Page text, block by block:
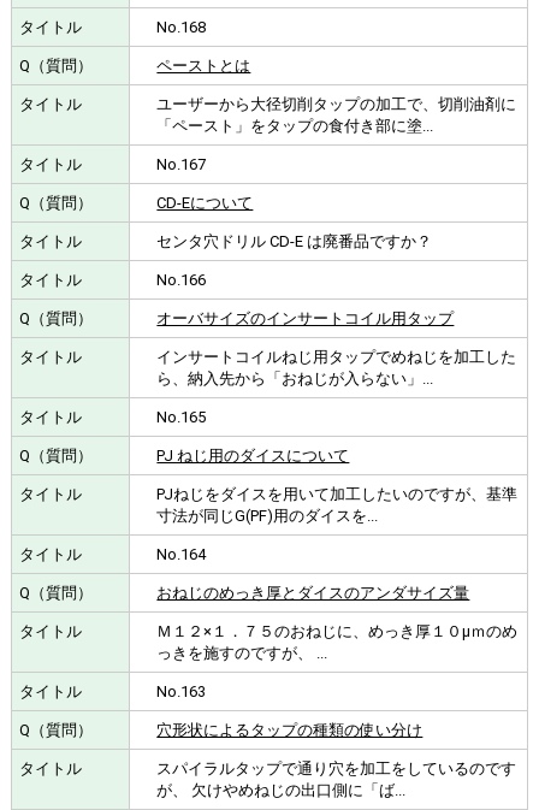
No.168
ペーストとは
ユーザーから大径切削タップの加工で、切削油剤に
「ペースト」をタップの食付き部に塗...
No.167
CD-Eについて
センタ穴ドリル CD-E は廃番品ですか？
No.166
オーバサイズのインサートコイル用タップ
インサートコイルねじ用タップでめねじを加工した
ら、納入先から「おねじが入らない」...
No.165
PJ ねじ用のダイスについて
PJねじをダイスを用いて加工したいのですが、基準
寸法が同じG(PF)用のダイスを...
No.164
おねじのめっき厚とダイスのアンダサイズ量
Ｍ１２×１．７５のおねじに、めっき厚１０μｍのめ
っきを施すのですが、 ...
No.163
穴形状によるタップの種類の使い分け
スパイラルタップで通り穴を加工をしているのです
が、 欠けやめねじの出口側に「ば...